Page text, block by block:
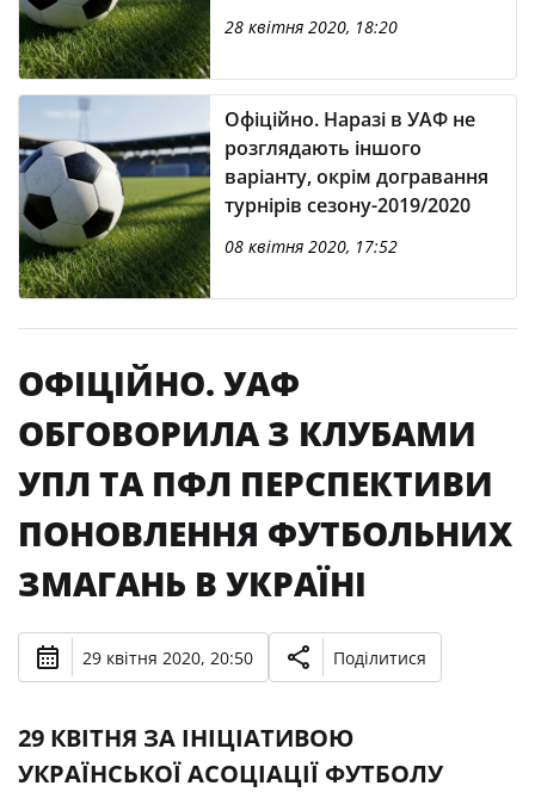
команд
28 квітня 2020, 18:20
Офіційно. Наразі в УАФ не
розглядають іншого
варіанту, окрім догравання
турнірів сезону-2019/2020
08 квітня 2020, 17:52
ОФІЦІЙНО. УАФ
ОБГОВОРИЛА З КЛУБАМИ
УПЛ ТА ПФЛ ПЕРСПЕКТИВИ
ПОНОВЛЕННЯ ФУТБОЛЬНИХ
ЗМАГАНЬ В УКРАЇНІ
29 квітня 2020, 20:50 Поділитися
29 КВІТНЯ ЗА ІНІЦІАТИВОЮ
УКРАЇНСЬКОЇ АСОЦІАЦІЇ ФУТБОЛУ